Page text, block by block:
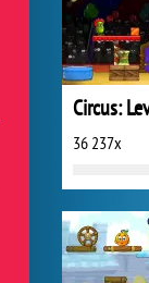
Circus:
36 237x